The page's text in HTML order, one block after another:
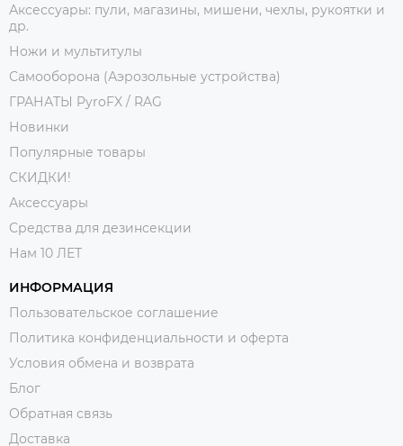
Аксессуары: пули, магазины, мишени, чехлы, рукоятки и
др.
Ножи и мультитулы
Самооборона (Аэрозольные устройства)
ГРАНАТЫ PyroFX / RAG
Новинки
Популярные товары
СКИДКИ!
Аксессуары
Средства для дезинсекции
Нам 10 ЛЕТ
ИНФОРМАЦИЯ
Пользовательское соглашение
Политика конфиденциальности и оферта
Условия обмена и возврата
Блог
Обратная связь
Доставка